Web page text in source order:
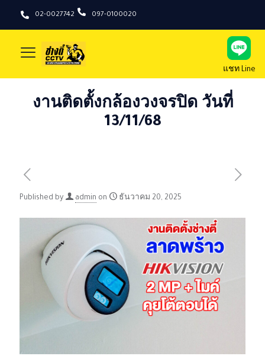
02-0027742 097-0100020
แชท Line
งานติดตั้งกล้องวงจรปิด วันที่
13/11/68
Published by admin on ธันวาคม 20, 2025